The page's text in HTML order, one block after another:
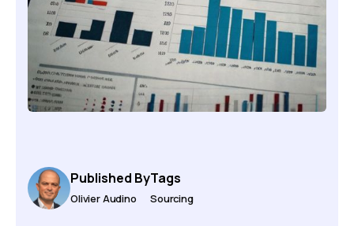
Published By
Olivier Audino
Tags
Sourcing